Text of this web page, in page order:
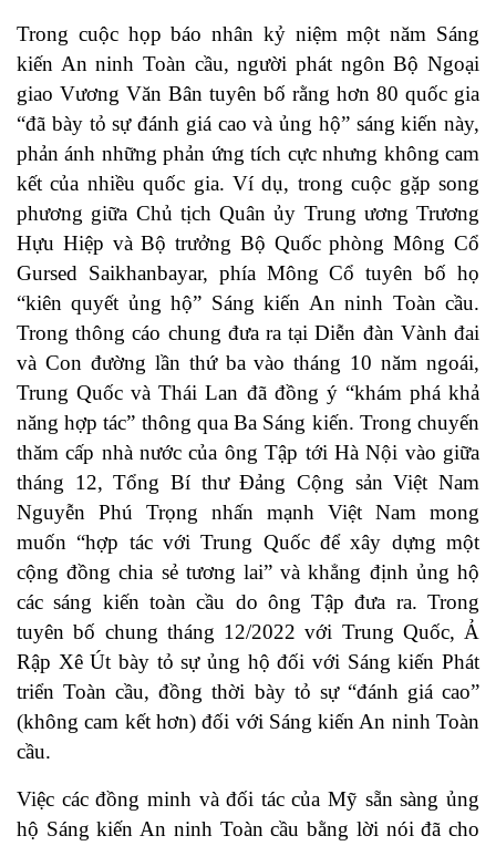
Trong cuộc họp báo nhân kỷ niệm một năm Sáng
kiến An ninh Toàn cầu, người phát ngôn Bộ Ngoại
giao Vương Văn Bân tuyên bố rằng hơn 80 quốc gia
“đã bày tỏ sự đánh giá cao và ủng hộ” sáng kiến này,
phản ánh những phản ứng tích cực nhưng không cam
kết của nhiều quốc gia. Ví dụ, trong cuộc gặp song
phương giữa Chủ tịch Quân ủy Trung ương Trương
Hựu Hiệp và Bộ trưởng Bộ Quốc phòng Mông Cổ
Gursed Saikhanbayar, phía Mông Cổ tuyên bố họ
“kiên quyết ủng hộ” Sáng kiến An ninh Toàn cầu.
Trongthông cáo chung đưa ra tại Diễn đàn Vành đai
và Con đường lần thứ ba vào tháng 10 năm ngoái,
Trung Quốc và Thái Lan đã đồng ý “khám phá khả
năng hợp tác” thông qua Ba Sáng kiến. Trong chuyến
thăm cấp nhà nước của ông Tập tới Hà Nội vào giữa
tháng 12, Tổng Bí thư Đảng Cộng sản Việt Nam
Nguyễn Phú Trọng nhấn mạnh Việt Nam mong
muốn “hợp tác với Trung Quốc để xây dựng một
cộng đồng chia sẻ tương lai” và khẳng định ủng hộ
các sáng kiến toàn cầu do ông Tập đưa ra. Trong
tuyên bố chung tháng 12/2022 với Trung Quốc, Ả
Rập Xê Út bày tỏ sự ủng hộ đối với Sáng kiến Phát
triển Toàn cầu, đồng thời bày tỏ sự “đánh giá cao”
(không cam kết hơn) đối với Sáng kiến An ninh Toàn
cầu.
Việc các đồng minh và đối tác của Mỹ sẵn sàng ủng
hộ Sáng kiến An ninh Toàn cầu bằng lời nói đã cho